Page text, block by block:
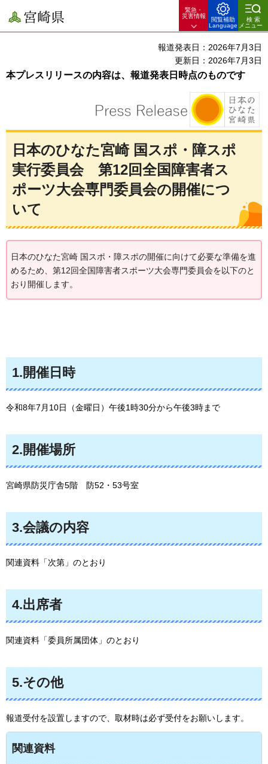
宮崎県
緊急・
災害情報
閲覧補助
Language
検索
メニュー
報道発表日：2026年7月3日
更新日：2026年7月3日
本プレスリリースの内容は、報道発表日時点のものです
日本のひなた宮崎 国スポ・障スポ
実行委員会 第12回全国障害者ス
ポーツ大会専門委員会の開催につ
いて
日本のひなた宮崎 国スポ・障スポの開催に向けて必要な準備を進
めるため、第12回全国障害者スポーツ大会専門委員会を以下のと
おり開催します。
1.開催日時
令和8年7月10日（金曜日）午後1時30分から午後3時まで
2.開催場所
宮崎県防災庁舎5階 防52・53号室
3.会議の内容
関連資料「次第」のとおり
4.出席者
関連資料「委員所属団体」のとおり
5.その他
報道受付を設置しますので、取材時は必ず受付をお願いします。
関連資料